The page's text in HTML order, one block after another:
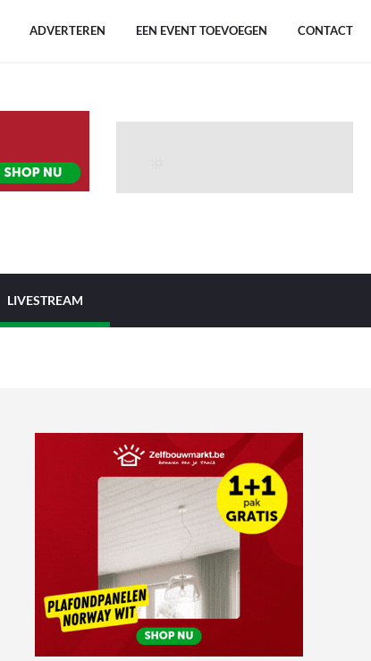
ADVERTEREN EEN EVENT TOEVOEGEN CONTACT
LIVESTREAM